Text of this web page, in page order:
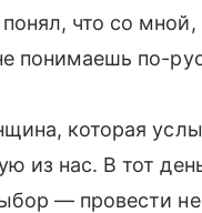
что со мной,
понимаешь по-
которая
из нас. В тот
— провести